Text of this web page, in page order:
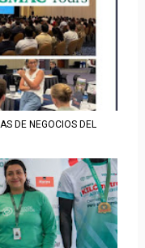
DE NEGOCIOS DEL